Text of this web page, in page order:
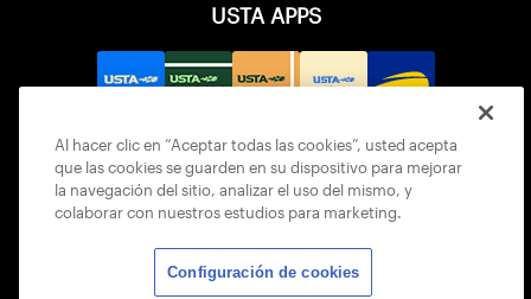
USTA APPS
Al hacer clic en “Aceptar todas las cookies”, usted acepta
que las cookies se guarden en su dispositivo para mejorar
la navegación del sitio, analizar el uso del mismo, y
colaborar con nuestros estudios para marketing.
Configuración de cookies